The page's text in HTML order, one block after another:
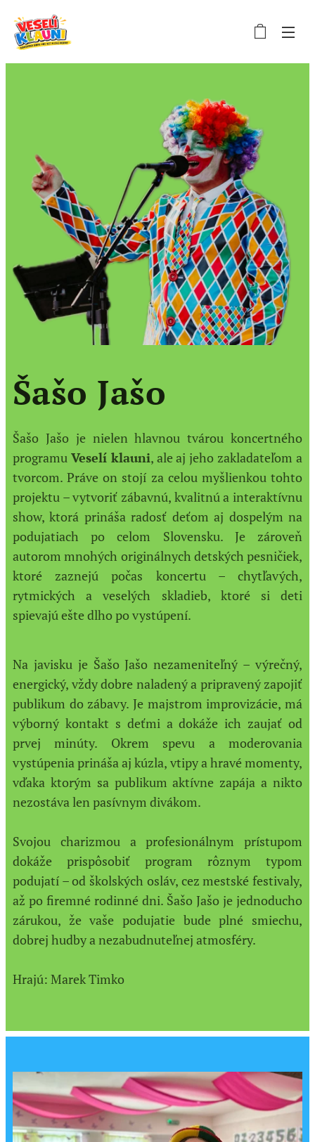
Šašo Jašo
Šašo Jašo je nielen hlavnou tvárou koncertného
programu Veselí klauni, ale aj jeho zakladateľom a
tvorcom. Práve on stojí za celou myšlienkou tohto
projektu – vytvoriť zábavnú, kvalitnú a interaktívnu
show, ktorá prináša radosť deťom aj dospelým na
podujatiach po celom Slovensku. Je zároveň
autorom mnohých originálnych detských pesničiek,
ktoré zaznejú počas koncertu – chytľavých,
rytmických a veselých skladieb, ktoré si deti
spievajú ešte dlho po vystúpení.
Na javisku je Šašo Jašo nezameniteľný – výrečný,
energický, vždy dobre naladený a pripravený zapojiť
publikum do zábavy. Je majstrom improvizácie, má
výborný kontakt s deťmi a dokáže ich zaujať od
prvej minúty. Okrem spevu a moderovania
vystúpenia prináša aj kúzla, vtipy a hravé momenty,
vďaka ktorým sa publikum aktívne zapája a nikto
nezostáva len pasívnym divákom.
Svojou charizmou a profesionálnym prístupom
dokáže prispôsobiť program rôznym typom
podujatí – od školských osláv, cez mestské festivaly,
až po firemné rodinné dni. Šašo Jašo je jednoducho
zárukou, že vaše podujatie bude plné smiechu,
dobrej hudby a nezabudnuteľnej atmosféry.
Hrajú: Marek Timko